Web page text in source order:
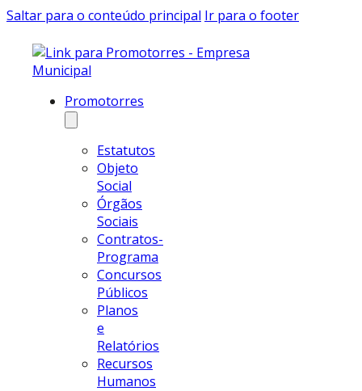
Saltar para o conteúdo principal Ir para o footer
Promotorres
Estatutos
Objeto
Social
Órgãos
Sociais
Contratos-
Programa
Concursos
Públicos
Planos
e
Relatórios
Recursos
Humanos